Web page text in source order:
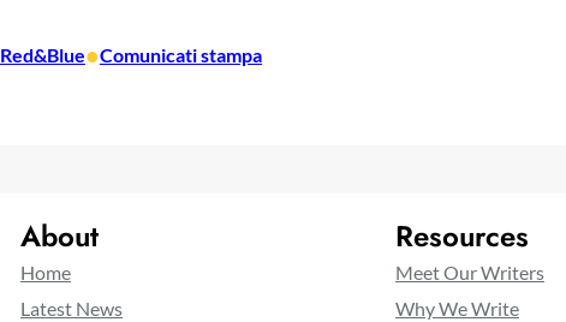
Red&Blue•Comunicati stampa
About
Home
Latest News
Resources
Meet Our Writers
Why We Write